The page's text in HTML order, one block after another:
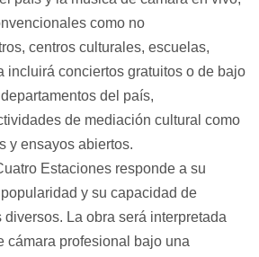
como no
centros culturales, escuelas,
incluirá conciertos gratuitos o de bajo
del país,
de mediación cultural como
y ensayos abiertos.
Estaciones responde a su
y su capacidad de
La obra será interpretada
cámara profesional bajo una